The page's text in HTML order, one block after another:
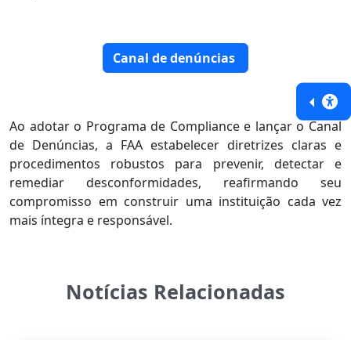
Canal de denúncias
Ao adotar o Programa de Compliance e lançar o Canal
de Denúncias, a FAA estabelecer diretrizes claras e
procedimentos robustos para prevenir, detectar e
remediar desconformidades, reafirmando seu
compromisso em construir uma instituição cada vez
mais íntegra e responsável.
Notícias Relacionadas